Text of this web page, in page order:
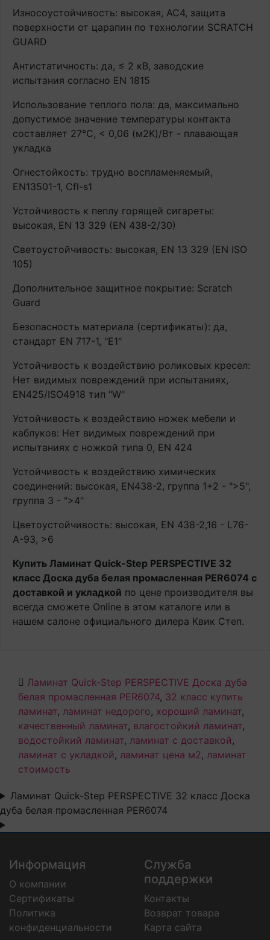
Износоустойчивость: высокая, AC4, защита
поверхности от царапин по технологии SCRATCH
GUARD
Антистатичность: да, ≤ 2 кВ, заводские
испытания согласно EN 1815
Использование теплого пола: да, максимально
допустимое значение температуры контакта
составляет 27°С, < 0,06 (м2K)/Вт - плавающая
укладка
Огнестойкость: трудно воспламеняемый,
EN13501-1, Cfl-s1
Устойчивость к пеплу горящей сигареты:
высокая, EN 13 329 (EN 438-2/30)
Светоустойчивость: высокая, EN 13 329 (EN ISO
105)
Дополнительное защитное покрытие: Scratch
Guard
Безопасность материала (сертификаты): да,
стандарт EN 717-1, "E1"
Устойчивость к воздействию роликовых кресел:
Нет видимых повреждений при испытаниях,
EN425/ISO4918 тип "W"
Устойчивость к воздействию ножек мебели и
каблуков: Нет видимых повреждений при
испытаниях с ножкой типа 0, EN 424
Устойчивость к воздействию химических
соединений: высокая, EN438-2, группа 1+2 - ">5",
группа 3 - ">4"
Цветоустойчивость: высокая, EN 438-2,16 - L76-
A-93, >6
Купить Ламинат Quick-Step PERSPECTIVE 32
класс Доска дуба белая промасленная PER6074 с
доставкой и укладкой по цене производителя вы
всегда сможете Online в этом каталоге или в
нашем салоне официального дилера Квик Степ.
Ламинат Quick-Step PERSPECTIVE Доска дуба
белая промасленная PER6074, 32 класс купить
ламинат, ламинат недорого, хороший ламинат,
качественный ламинат, влагостойкий ламинат,
водостойкий ламинат, ламинат с доставкой,
ламинат с укладкой, ламинат цена м2, ламинат
стоимость
Ламинат Quick-Step PERSPECTIVE 32 класс Доска
дуба белая промасленная PER6074
Информация
О компании
Сертификаты
Политика
конфиденциальности
Служба
поддержки
Контакты
Возврат товара
Карта сайта